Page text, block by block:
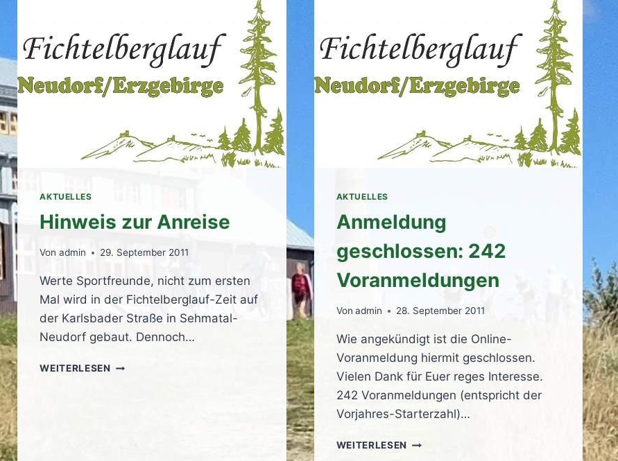
AKTUELLES
Hinweis zur Anreise
Von admin 29. September 2011
Werte Sportfreunde, nicht zum ersten
Mal wird in der Fichtelberglauf-Zeit auf
der Karlsbader Straße in Sehmatal-
Neudorf gebaut. Dennoch…
WEITERLESENHINWEIS
AKTUELLES
Anmeldung
geschlossen: 242
Voranmeldungen
Von admin 28. September 2011
Wie angekündigt ist die Online-
Voranmeldung hiermit geschlossen.
Vielen Dank für Euer reges Interesse.
242 Voranmeldungen (entspricht der
Vorjahres-Starterzahl)…
WEITERLESEN ANMELDUNG